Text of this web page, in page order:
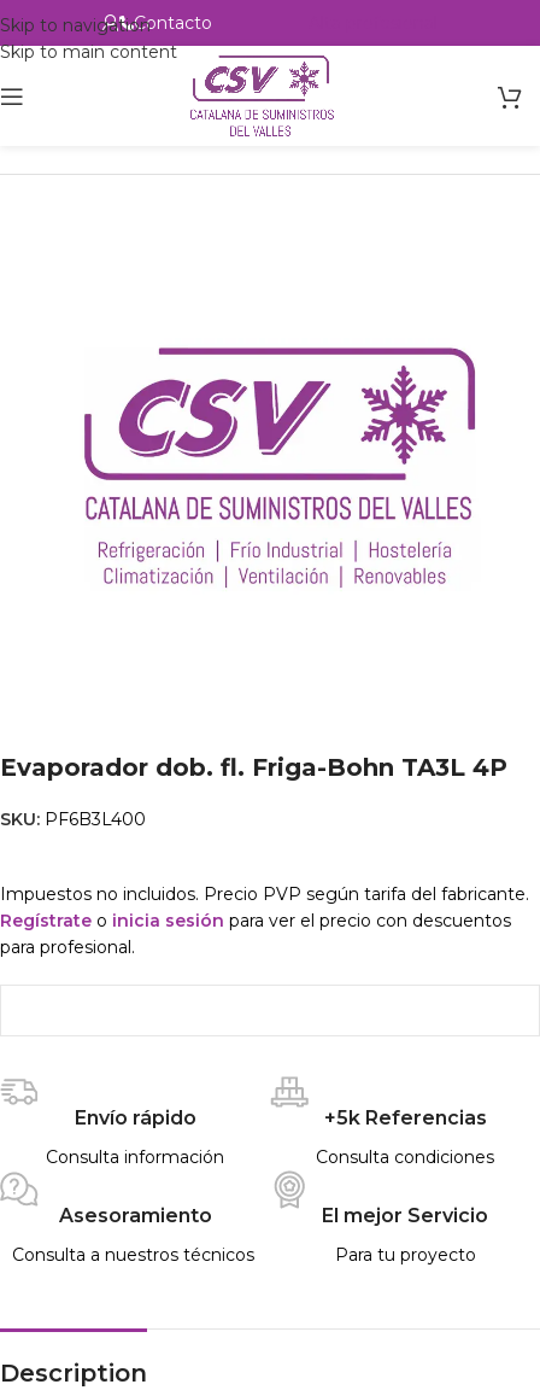
Skip to navigation
Skip to main content
Contacto
Intercambio
Evaporador dob. fl. Friga-Bohn TA3L 4P
SKU: PF6B3L400
Impuestos no incluidos. Precio PVP según tarifa del fabricante.
Regístrate o inicia sesión para ver el precio con descuentos
para profesional.
Envío rápido
Consulta información
+5k Referencias
Consulta condiciones
Asesoramiento
Consulta a nuestros técnicos
El mejor Servicio
Para tu proyecto
Description